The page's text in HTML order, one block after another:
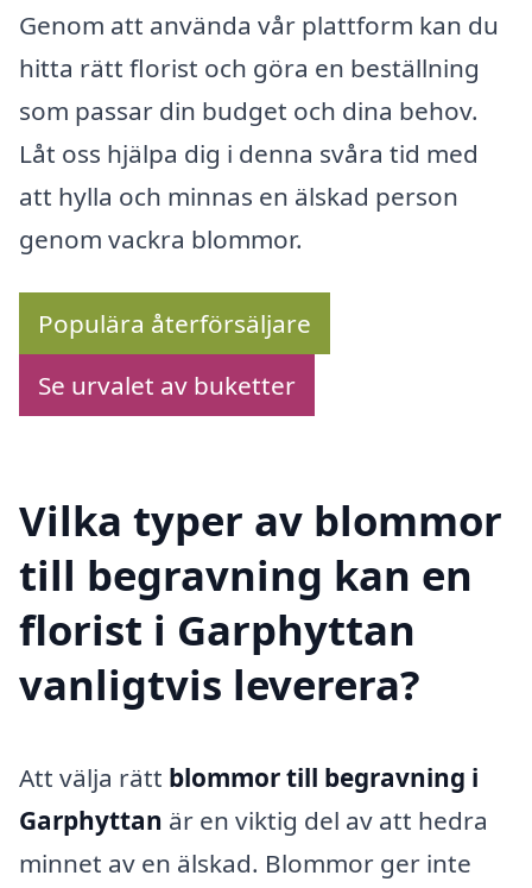
Genom att använda vår plattform kan du
hitta rätt florist och göra en beställning
som passar din budget och dina behov.
Låt oss hjälpa dig i denna svåra tid med
att hylla och minnas en älskad person
genom vackra blommor.
Populära återförsäljare
Se urvalet av buketter
Vilka typer av blommor
till begravning kan en
florist i Garphyttan
vanligtvis leverera?
Att välja rätt blommor till begravning i
Garphyttan är en viktig del av att hedra
minnet av en älskad. Blommor ger inte